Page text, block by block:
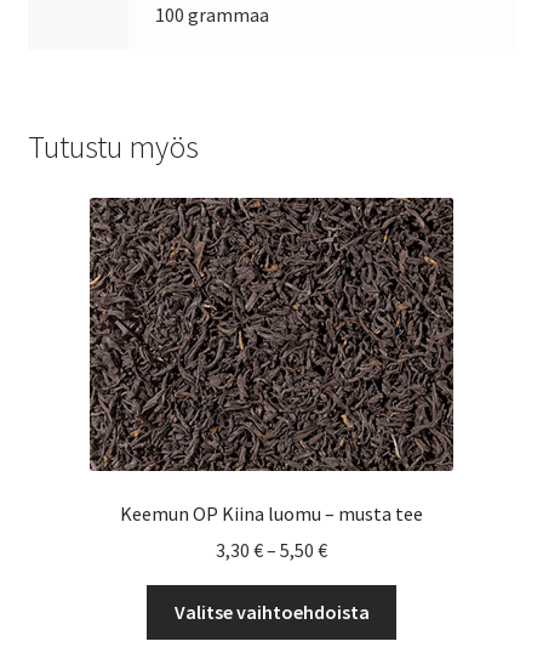
100 grammaa
Tutustu myös
Keemun OP Kiina luomu – musta tee
3,30 €– 5,50 €Hintaluokka:
3,30 €
-
5,50 €
Valitse vaihtoehdoista